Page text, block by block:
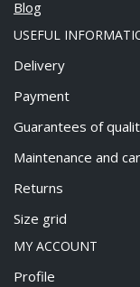
Blog
USEFUL
Delivery
Payment
Guarantees of
Maintenance and
Returns
Size grid
MY ACCOUNT
Profile